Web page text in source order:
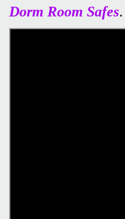
Dorm Room Safes.